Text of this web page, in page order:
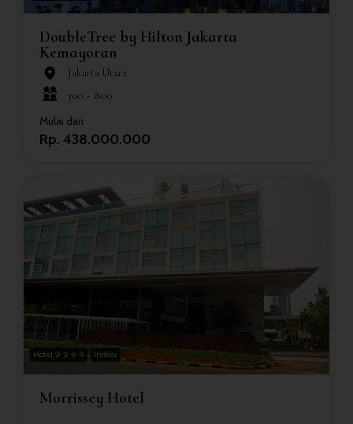
DoubleTree by Hilton Jakarta
Kemayoran
Jakarta Utara
300 - 800
Mulai dari
Rp. 438.000.000
Hotel ✰ ✰ ✰ ✰ Indoor
Morrissey Hotel